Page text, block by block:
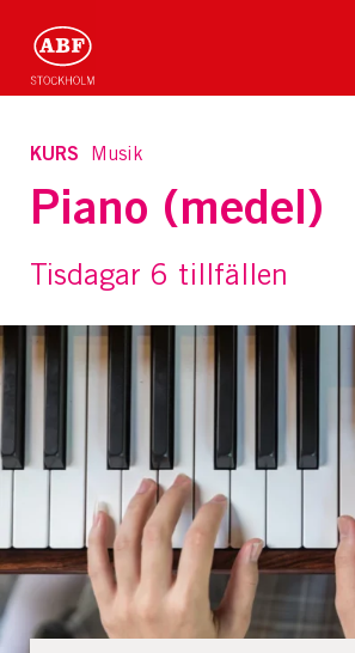
KURS Musik
Piano (medel)
Tisdagar 6 tillfällen